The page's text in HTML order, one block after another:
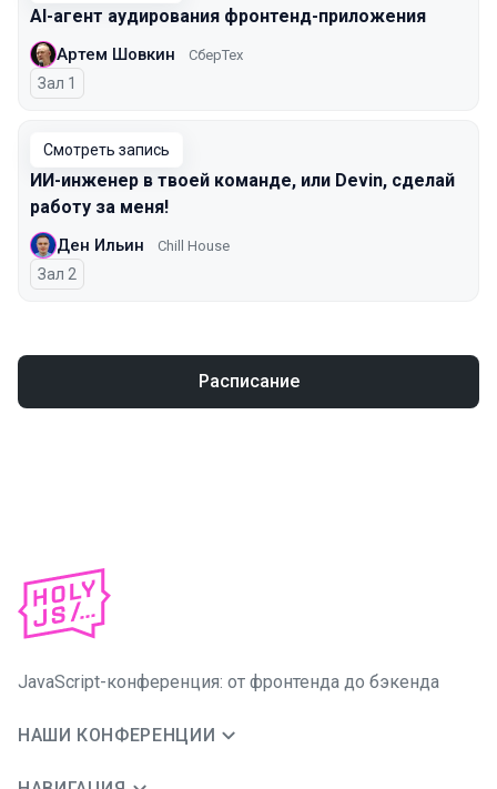
AI-агент аудирования фронтенд-приложения
Артем Шовкин СберТех
Зал 1
Смотреть запись
ИИ-инженер в твоей команде, или Devin, сделай
работу за меня!
Ден Ильин Chill House
Зал 2
Расписание
JavaScript-конференция: от фронтенда до бэкенда
НАШИ КОНФЕРЕНЦИИ